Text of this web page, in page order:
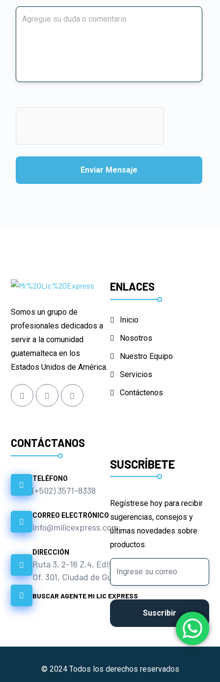
Somos un grupo de
profesionales dedicados a
servir a la comunidad
guatemalteca en los
Estados Unidos de América.
ENLACES
Inicio
Nosotros
Nuestro Equipo
Servicios
Contáctenos
CONTÁCTANOS
TELÉFONO
(+502) 3571-8338
CORREO ELECTRÓNICO
info@milicexpress.com
DIRECCIÓN
Ruta 3, 2-16 Z.4, Edif. Altamira
Of. 301, Ciudad de Guatemala.
BUSCAR AGENTE MI LIC EXPRESS
SUSCRÍBETE
Regístrese hoy para recibir
sugerencias, consejos y
últimas novedades sobre
productos.
© 2024 Todos los derechos reservados